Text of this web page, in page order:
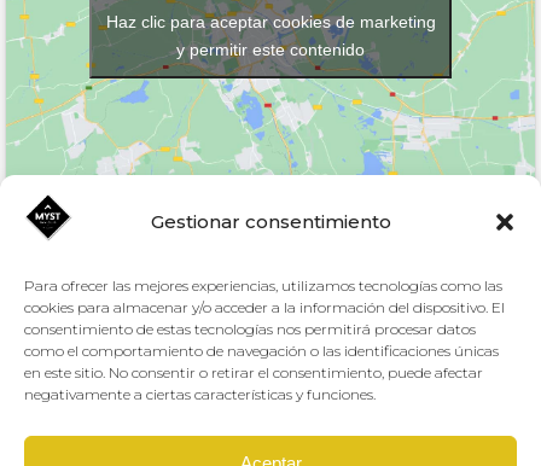
Gestionar consentimiento
Para ofrecer las mejores experiencias, utilizamos tecnologías como las
cookies para almacenar y/o acceder a la información del dispositivo. El
consentimiento de estas tecnologías nos permitirá procesar datos
como el comportamiento de navegación o las identificaciones únicas
en este sitio. No consentir o retirar el consentimiento, puede afectar
negativamente a ciertas características y funciones.
Haz clic para aceptar cookies de marketing
y permitir este contenido
Aviso Legal y Protección de datos
Creado porAltafit
Murcia.